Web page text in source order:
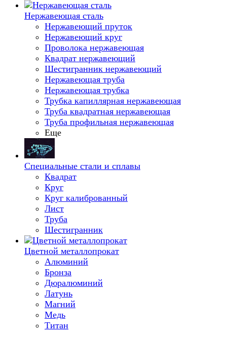
Нержавеющая сталь
Нержавеющий пруток
Нержавеющий круг
Проволока нержавеющая
Квадрат нержавеющий
Шестигранник нержавеющий
Нержавеющая труба
Нержавеющая трубка
Трубка капиллярная нержавеющая
Труба квадратная нержавеющая
Труба профильная нержавеющая
Еще
Специальные стали и сплавы
Квадрат
Круг
Круг калиброванный
Лист
Труба
Шестигранник
Цветной металлопрокат
Алюминий
Бронза
Дюралюминий
Латунь
Магний
Медь
Титан